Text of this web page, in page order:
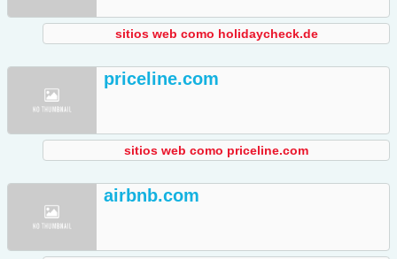
sitios web como holidaycheck.de
priceline.com
sitios web como priceline.com
airbnb.com